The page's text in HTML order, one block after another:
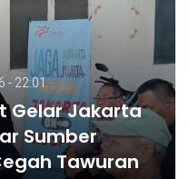
- 22:01
Gelar Jakarta
Sumber
Tawuran